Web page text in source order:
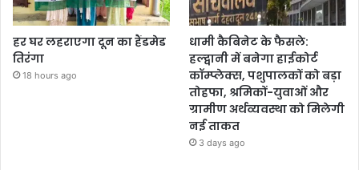
हर घर लहराएगा दून का हैंडमेड
तिरंगा
18 hours ago
धामी कैबिनेट के फैसले:
हल्द्वानी में बनेगा हाईकोर्ट
कॉम्प्लेक्स, पशुपालकों को बड़ा
तोहफा, श्रमिकों-युवाओं और
ग्रामीण अर्थव्यवस्था को मिलेगी
नई ताकत
3 days ago